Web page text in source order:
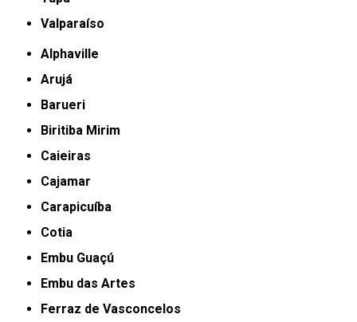
Valparaíso
Alphaville
Arujá
Barueri
Biritiba Mirim
Caieiras
Cajamar
Carapicuíba
Cotia
Embu Guaçú
Embu das Artes
Ferraz de Vasconcelos